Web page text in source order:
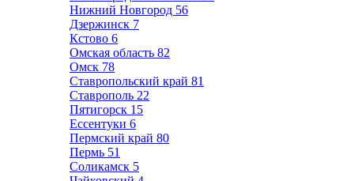
Нижний Новгород 56
Дзержинск 7
Кстово 6
Омская область 82
Омск 78
Ставропольский край 81
Ставрополь 22
Пятигорск 15
Ессентуки 6
Пермский край 80
Пермь 51
Соликамск 5